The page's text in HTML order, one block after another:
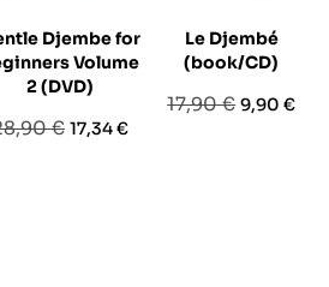
Djembe for
Volume
2 (DVD)
€ Prezzo
17,34 €
Le Djembé
(book/CD)
Prezzo
17,90 € Prezzo
9,90 €